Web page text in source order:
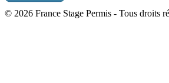
© 2026 France Stage Permis - Tous droits